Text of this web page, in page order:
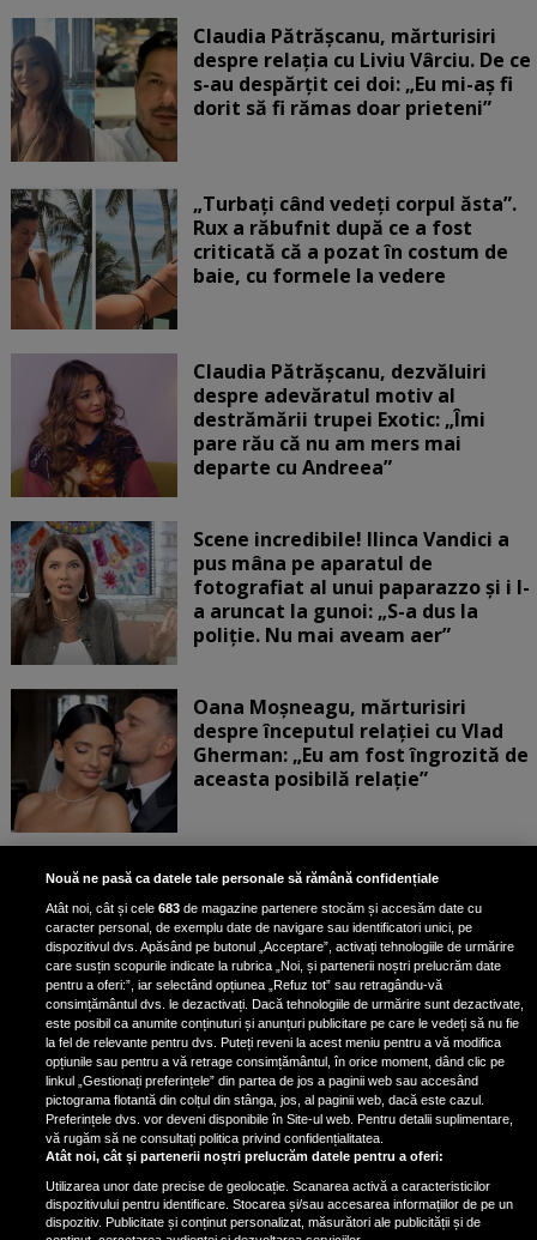
Claudia Pătrășcanu, mărturisiri
despre relația cu Liviu Vârciu. De ce
s-au despărțit cei doi: „Eu mi-aș fi
dorit să fi rămas doar prieteni”
„Turbați când vedeți corpul ăsta”.
Rux a răbufnit după ce a fost
criticată că a pozat în costum de
baie, cu formele la vedere
Claudia Pătrășcanu, dezvăluiri
despre adevăratul motiv al
destrămării trupei Exotic: „Îmi
pare rău că nu am mers mai
departe cu Andreea”
Scene incredibile! Ilinca Vandici a
pus mâna pe aparatul de
fotografiat al unui paparazzo și i l-
a aruncat la gunoi: „S-a dus la
poliție. Nu mai aveam aer”
Oana Moșneagu, mărturisiri
despre începutul relației cu Vlad
Gherman: „Eu am fost îngrozită de
aceasta posibilă relație”
Unde locuiesc Alberto Guță și
iubita lui, după ce au plecat din
casa Narcisei Balaban: „Noi
suntem într-o casă cu două-trei
etaje”
Oana Roman, achiziție după
achiziție. Suma exorbitantă pe
care a scos-o din buzunar pentru o
pereche de ochelari de soare și un
parfum
Nouă ne pasă ca datele tale personale să rămână confidențiale
Atât noi, cât și cele683 de magazine partenere stocăm și accesăm date cu
caracter personal, de exemplu date de navigare sau identificatori unici, pe
dispozitivul dvs. Apăsând pe butonul „Acceptare”, activați tehnologiile de urmărire
care susțin scopurile indicate la rubrica „Noi, și partenerii noștri prelucrăm date
pentru a oferi:”, iar selectând opțiunea „Refuz tot” sau retragându-vă
consimțământul dvs. le dezactivați. Dacă tehnologiile de urmărire sunt dezactivate,
este posibil ca anumite conținuturi și anunțuri publicitare pe care le vedeți să nu fie
la fel de relevante pentru dvs. Puteți reveni la acest meniu pentru a vă modifica
opțiunile sau pentru a vă retrage consimțământul, în orice moment, dând clic pe
linkul „Gestionați preferințele” din partea de jos a paginii web sau accesând
pictograma flotantă din colțul din stânga, jos, al paginii web, dacă este cazul.
Preferințele dvs. vor deveni disponibile în Site-ul web. Pentru detalii suplimentare,
vă rugăm să ne consultați politica privind confidențialitatea.
Atât noi, cât și partenerii noștri prelucrăm datele pentru a oferi:
Utilizarea unor date precise de geolocație. Scanarea activă a caracteristicilor
dispozitivului pentru identificare. Stocarea și/sau accesarea informațiilor de pe un
dispozitiv. Publicitate și conținut personalizat, măsurători ale publicității și de